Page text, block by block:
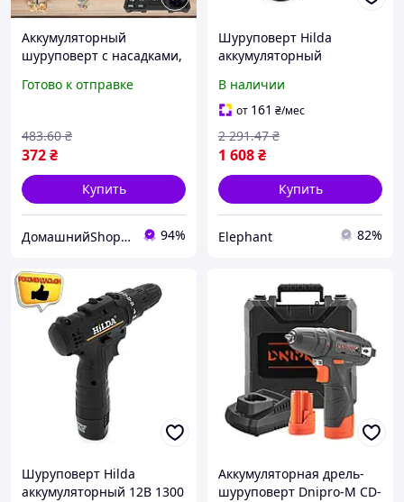
Аккумуляторный
шуруповерт с насадками,
инструмент в кейсе для
Готово к отправке
372₴
483.60 ₴
Купить
ДомашнийShop🏡✨ - заказ онлайн, не выходя из дома💕 94%
Шуруповерт Hilda
аккумуляторный
мебели и ремонта ручной
электроинструмент EPT
В наличии
от 161 ₴/мес
1 608₴
2 291.47 ₴
Купить
Elephant 82%
Шуруповерт Hilda
аккумуляторный 12В 1300
Аккумуляторная дрель-
шуруповерт Dnipro-M CD-